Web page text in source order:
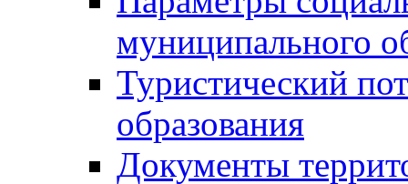
муниципального
Туристический
образования
Документы